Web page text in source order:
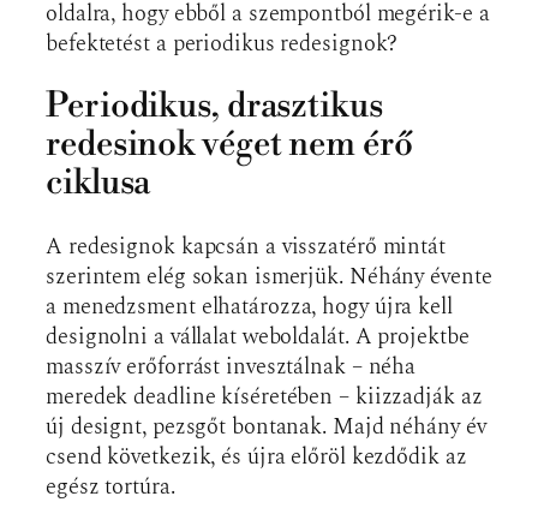
oldalra, hogy ebből a szempontból megérik-e a
befektetést a periodikus redesignok?
Periodikus, drasztikus
redesinok véget nem érő
ciklusa
A redesignok kapcsán a visszatérő mintát
szerintem elég sokan ismerjük. Néhány évente
a menedzsment elhatározza, hogy újra kell
designolni a vállalat weboldalát. A projektbe
masszív erőforrást invesztálnak – néha
meredek deadline kíséretében – kiizzadják az
új designt, pezsgőt bontanak. Majd néhány év
csend következik, és újra előröl kezdődik az
egész tortúra.